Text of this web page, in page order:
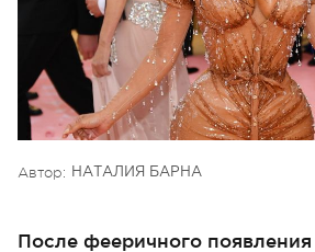
Автор: НАТАЛИЯ БАРНА
После фееричного